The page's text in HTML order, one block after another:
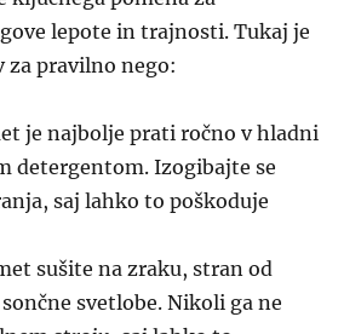
lepote in trajnosti. Tukaj je
za pravilno nego:
je najbolje prati ročno v hladni
detergentom. Izogibajte se
saj lahko to poškoduje
sušite na zraku, stran od
svetlobe. Nikoli ga ne